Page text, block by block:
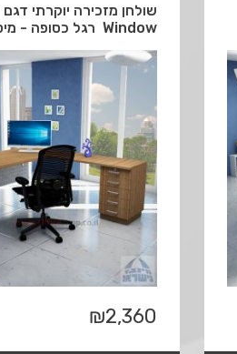
Window רגל כסופה - מיסתור מתכת
₪2,360